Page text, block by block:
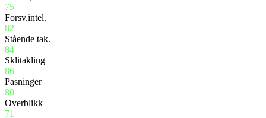
75
Forsv.intel.
82
Stående tak.
84
Sklitakling
86
Pasninger
80
Overblikk
71